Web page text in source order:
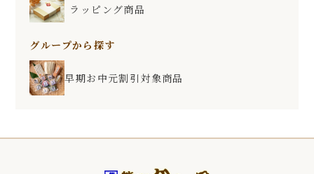
ラッピング商品
グループから探す
早期お中元割引対象商品